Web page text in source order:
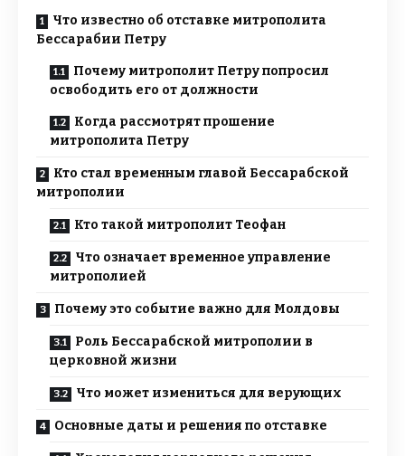
Что известно об отставке митрополита
Бессарабии Петру
Почему митрополит Петру попросил
освободить его от должности
Когда рассмотрят прошение
митрополита Петру
Кто стал временным главой Бессарабской
митрополии
Кто такой митрополит Теофан
Что означает временное управление
митрополией
Почему это событие важно для Молдовы
Роль Бессарабской митрополии в
церковной жизни
Что может измениться для верующих
Основные даты и решения по отставке